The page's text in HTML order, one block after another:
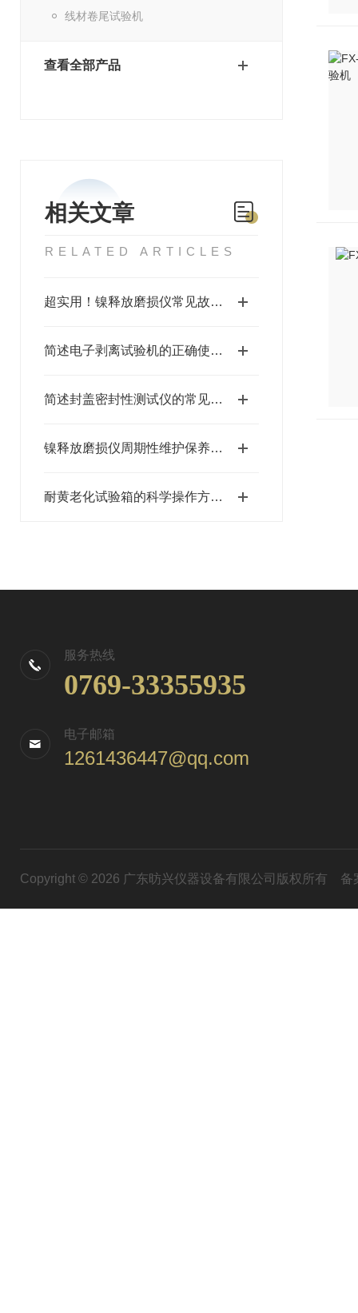
线材卷尾试验机
查看全部产品
相关文章
RELATED ARTICLES
超实用！镍释放磨损仪常见故障及解决办法大汇总
简述电子剥离试验机的正确使用方法
简述封盖密封性测试仪的常见故障相应解决方法
镍释放磨损仪周期性维护保养策略及方法分享
耐黄老化试验箱的科学操作方法分享
服务热线
0769-33355935
电子邮箱
1261436447@qq.com
Copyright © 2026 广东昉兴仪器设备有限公司版权所有 备